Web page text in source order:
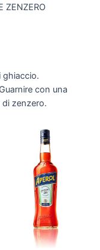
ZENZERO
ghiaccio.
con una
zenzero.